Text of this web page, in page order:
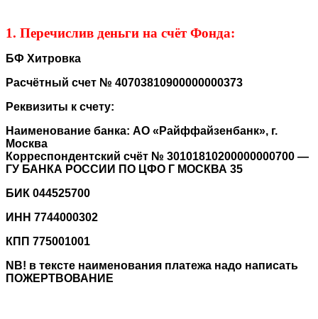
1. Перечислив деньги на счёт Фонда:
БФ Хитровка
Расчётный счет № 40703810900000000373
Реквизиты к счету:
Наименование банка: АО «Райффайзенбанк», г.
Москва
Корреспондентский счёт № 30101810200000000700 —
ГУ БАНКА РОССИИ ПО ЦФО Г МОСКВА 35
БИК 044525700
ИНН 7744000302
КПП 775001001
NB! в тексте наименования платежа надо написать
ПОЖЕРТВОВАНИЕ